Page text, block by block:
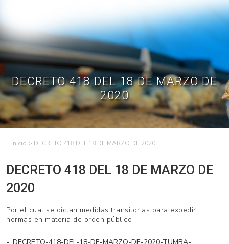
Transparencia
Contrataciones
Contáctenos
Regístrese – Solo
avicultores
Inicia Sesión
content
DECRETO 418 DEL 18 DE MARZO DE
2020
> DECRETO 418 DEL 18 DE MARZO DE 2020
DECRETO 418 DEL 18 DE MARZO DE
2020
Por el cual se dictan medidas transitorias para expedir
normas en materia de orden público